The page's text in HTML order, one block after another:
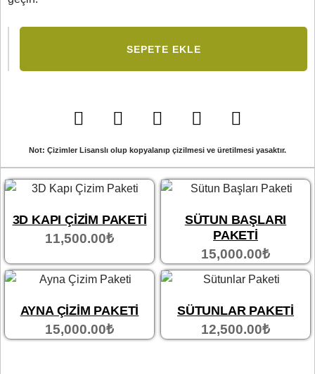
SEPETE EKLE
Not: Çizimler Lisanslı olup kopyalanıp çizilmesi ve üretilmesi yasaktır.
3D KAPI ÇIZIM PAKETI
11,500.00₺
SÜTUN BAŞLARI
PAKETI
15,000.00₺
AYNA ÇIZIM PAKETI
15,000.00₺
SÜTUNLAR PAKETI
12,500.00₺